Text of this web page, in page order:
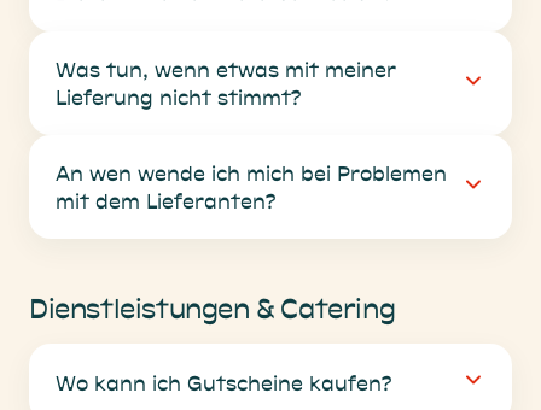
Was tun, wenn etwas mit meiner
Lieferung nicht stimmt?
An wen wende ich mich bei Problemen
mit dem Lieferanten?
Dienstleistungen & Catering
Wo kann ich Gutscheine kaufen?